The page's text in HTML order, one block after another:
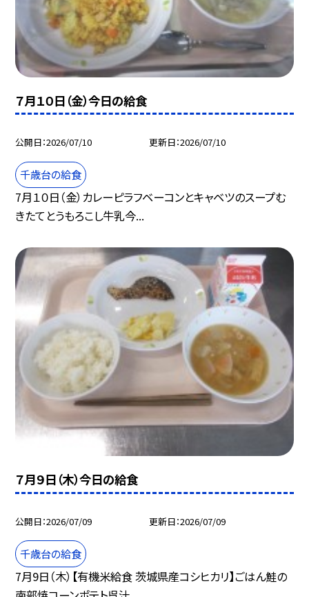
７月１０日（金）今日の給食
公開日 2026/07/10 更新日 2026/07/10
千歳台の給食
7月１０日（金）カレーピラフベーコンとキャベツのスープむ
きたてとうもろこし牛乳今...
７月９日（木）今日の給食
公開日 2026/07/09 更新日 2026/07/09
千歳台の給食
7月9日（木）【有機米給食 茨城県産コシヒカリ】ごはん鮭の